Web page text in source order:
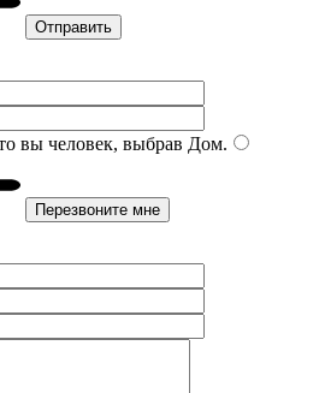
вы человек, выбрав Дом.